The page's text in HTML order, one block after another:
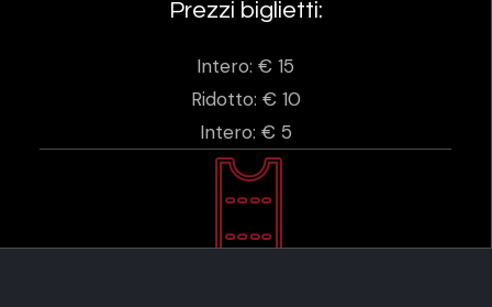
Prezzi biglietti:
Intero: € 15
Ridotto: € 10
Intero: € 5